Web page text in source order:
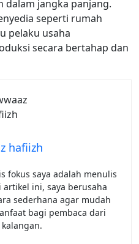
dalam jangka panjang.
seperti rumah
pelaku usaha
secara bertahap dan
hafiizh
fokus saya adalah menulis
ini, saya berusaha
sederhana agar mudah
bagi pembaca dari